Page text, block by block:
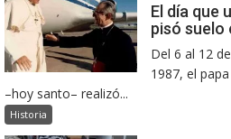
El día que
pisó
Del 6 al 12
1987, el
–hoy santo– realizó...
Historia